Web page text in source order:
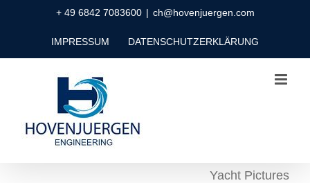
+ 49 6842 7083600 | ch@hovenjuergen.com
IMPRESSUM DATENSCHUTZERKLÄRUNG
Yacht Pictures